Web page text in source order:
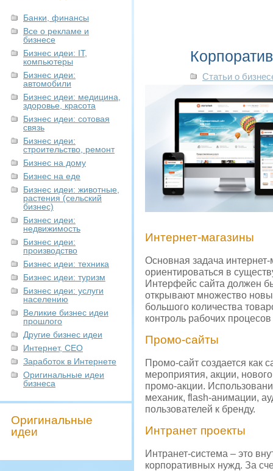
Банки, финансы
Все о рекламе и
бизнесе
Бизнес идеи: IT,
компьютеры
Бизнес идеи:
автомобили
Бизнес идеи: медицина,
здоровье, красота
Бизнес идеи: сотовая
связь
Бизнес идеи:
строительство, ремонт
Бизнес на дому
Бизнес на еде
Бизнес идеи: животные,
растения (сельский
бизнес)
Бизнес идеи:
недвижимость
Бизнес идеи:
производство
Бизнес идеи: техника
Бизнес идеи: туризм
Бизнес идеи: услуги
населению
Великие бизнес идеи
прошлого
Другие бизнес идеи
Интернет, СЕО
Заработок в Интернете
Оригинальные идеи
бизнеса
Оригинальные
идеи
Статьи о
Интернет-магазины
Основная задача интернет-
ориентироваться в
Интерфейс сайта должен
открывают множество
большого количества
контроль рабочих
Промо-сайты
Промо-сайт создается как
мероприятия, акции,
промо-акции.
механик, flash-анимации,
пользователей к бренду.
Интранет проекты
Интранет-система – это
корпоративных нужд. За